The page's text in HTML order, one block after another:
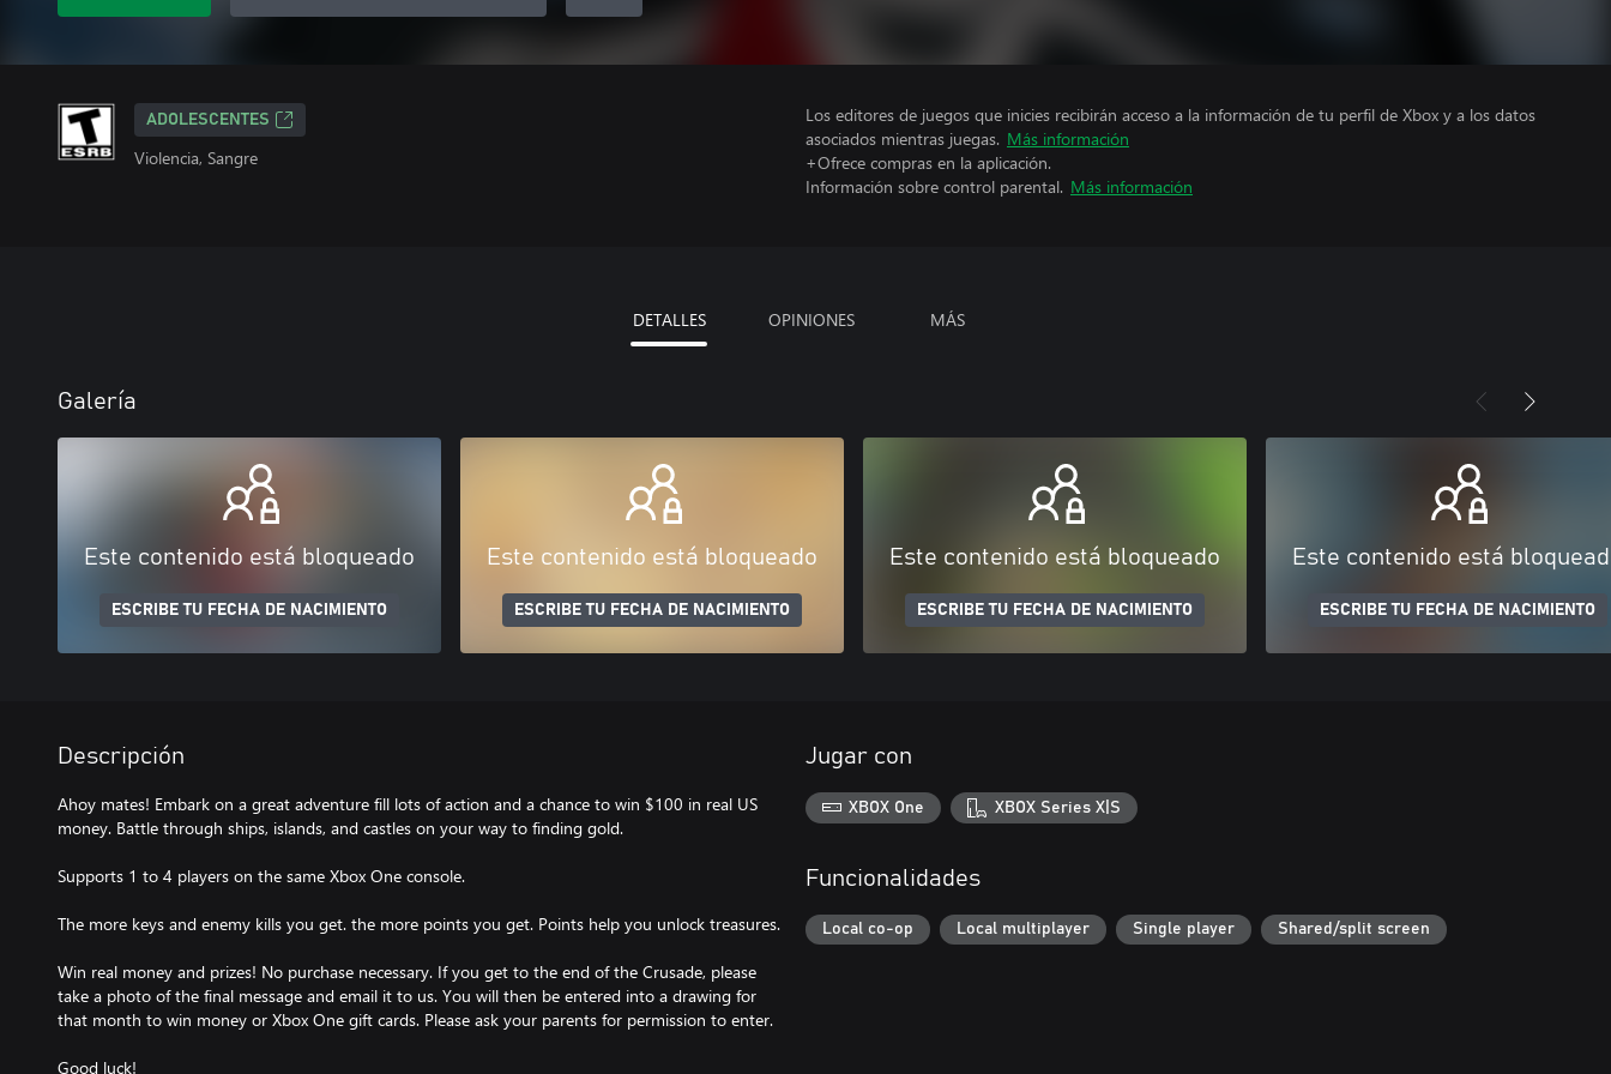
ADOLESCENTES
Violencia, Sangre
Los editores de juegos que inicies recibirán acceso a la información de tu perfil de Xbox y a los datos
asociados mientras juegas. Más información
+Ofrece compras en la aplicación.
Información sobre control parental. Más información
DETALLES OPINIONES MÁS
Galería
Este contenido está bloqueado
ESCRIBE TU FECHA DE NACIMIENTO
Este contenido está bloqueado
ESCRIBE TU FECHA DE NACIMIENTO
Este contenido está bloqueado
ESCRIBE TU FECHA DE NACIMIENTO
Este contenido está
ESCRIBE TU FECHA DE NACIMIENTO
Descripción
Ahoy mates! Embark on a great adventure fill lots of action and a chance to win $100 in real US
money. Battle through ships, islands, and castles on your way to finding gold.
Supports 1 to 4 players on the same Xbox One console.
The more keys and enemy kills you get. the more points you get. Points help you unlock treasures.
Win real money and prizes! No purchase necessary. If you get to the end of the Crusade, please
take a photo of the final message and email it to us. You will then be entered into a drawing for
that month to win money or Xbox One gift cards. Please ask your parents for permission to enter.
Good luck!
Jugar con
XBOX One XBOX Series X|S
Funcionalidades
Local co-op Local multiplayer Single player Shared/split screen